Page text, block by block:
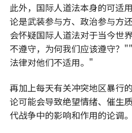
此外，国际人道法本身的可适
论是武装参与方、政治参与方
会怀疑国际人道法对于当今世
不遵守，为何我们应该遵守？
法律对他们不适用。"
再加上每天有关冲突地区暴行
论可能会导致绝望情绪、催生
代战争中的影响和作用的论调。